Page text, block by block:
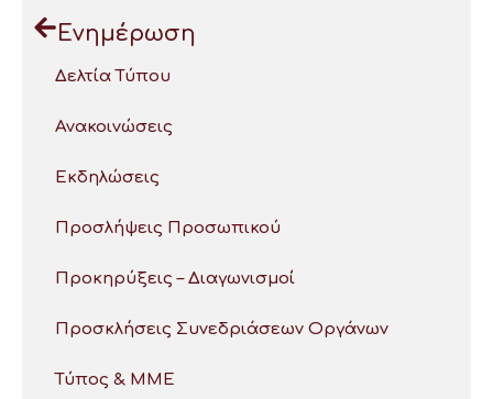
Ενημέρωση
Δελτία Τύπου
Ανακοινώσεις
Εκδηλώσεις
Προσλήψεις Προσωπικού
Προκηρύξεις – Διαγωνισμοί
Προσκλήσεις Συνεδριάσεων Οργάνων
Τύπος & ΜΜΕ